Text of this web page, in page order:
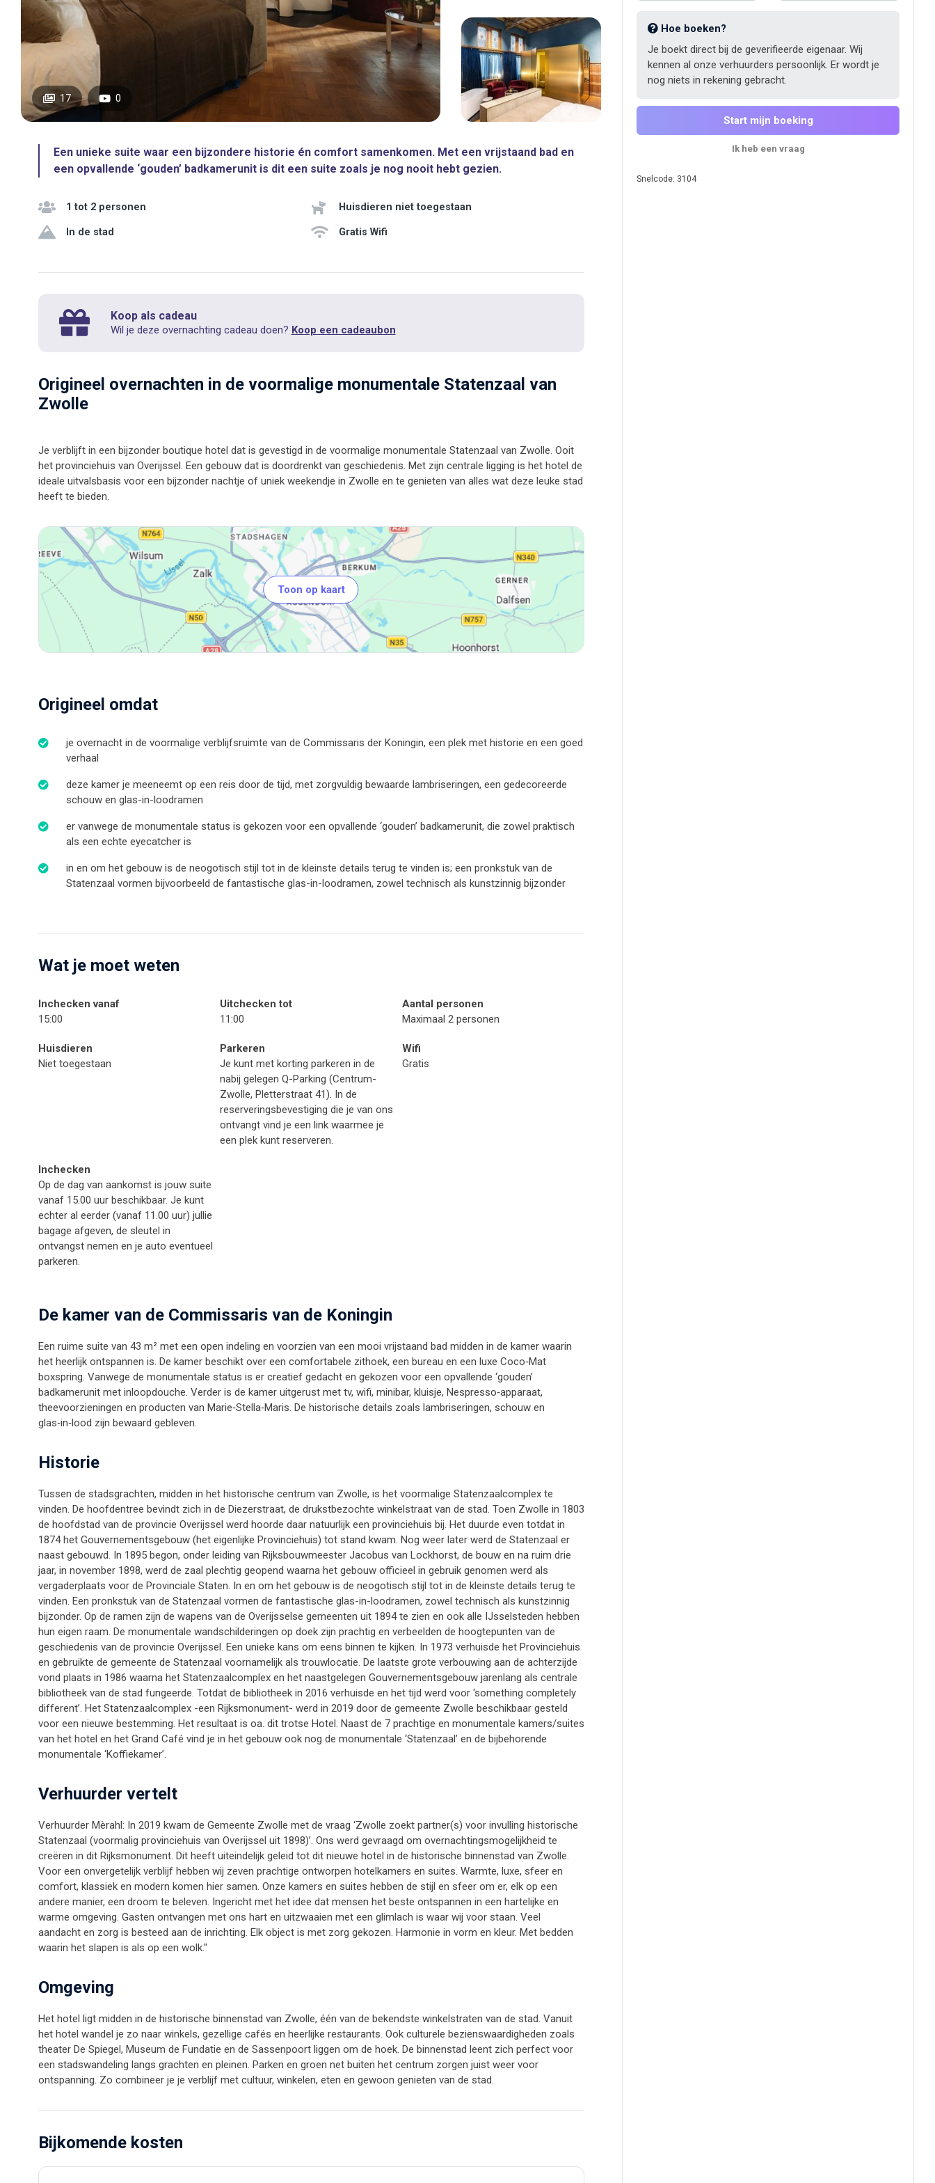
17 0
Een unieke suite waar een bijzondere historie én comfort samenkomen. Met een vrijstaand bad en
een opvallende ‘gouden’ badkamerunit is dit een suite zoals je nog nooit hebt gezien.
1 tot 2 personen Huisdieren niet toegestaan
In de stad Gratis Wifi
Koop als cadeau
Wil je deze overnachting cadeau doen? Koop een cadeaubon
Origineel overnachten in de voormalige monumentale Statenzaal van
Zwolle
Je verblijft in een bijzonder boutique hotel dat is gevestigd in de voormalige monumentale Statenzaal van Zwolle. Ooit
het provinciehuis van Overijssel. Een gebouw dat is doordrenkt van geschiedenis. Met zijn centrale ligging is het hotel de
ideale uitvalsbasis voor een bijzonder nachtje of uniek weekendje in Zwolle en te genieten van alles wat deze leuke stad
Toon op kaart
Origineel omdat
je overnacht in de voormalige verblijfsruimte van de Commissaris der Koningin, een plek met historie en een goed
verhaal
deze kamer je meeneemt op een reis door de tijd, met zorgvuldig bewaarde lambriseringen, een gedecoreerde
schouw en glas-in-loodramen
er vanwege de monumentale status is gekozen voor een opvallende ‘gouden’ badkamerunit, die zowel praktisch
als een echte eyecatcher is
in en om het gebouw is de neogotisch stijl tot in de kleinste details terug te vinden is; een pronkstuk van de
Statenzaal vormen bijvoorbeeld de fantastische glas-in-loodramen, zowel technisch als kunstzinnig bijzonder
Wat je moet weten
Inchecken vanaf
15:00
Uitchecken tot
11:00
Aantal personen
Maximaal 2 personen
Huisdieren
Niet toegestaan
Parkeren
Je kunt met korting parkeren in de
nabij gelegen Q-Parking (Centrum-
Zwolle, Pletterstraat 41). In de
reserveringsbevestiging die je van ons
ontvangt vind je een link waarmee je
een plek kunt reserveren.
Wifi
Gratis
Inchecken
Op de dag van aankomst is jouw suite
vanaf 15.00 uur beschikbaar. Je kunt
echter al eerder (vanaf 11.00 uur) jullie
bagage afgeven, de sleutel in
ontvangst nemen en je auto eventueel
parkeren.
De kamer van de Commissaris van de Koningin
Een ruime suite van 43 m² met een open indeling en voorzien van een mooi vrijstaand bad midden in de kamer waarin
het heerlijk ontspannen is. De kamer beschikt over een comfortabele zithoek, een bureau en een luxe Coco‑Mat
boxspring. Vanwege de monumentale status is er creatief gedacht en gekozen voor een opvallende ‘gouden’
badkamerunit met inloopdouche. Verder is de kamer uitgerust met tv, wifi, minibar, kluisje, Nespresso‑apparaat,
theevoorzieningen en producten van Marie‑Stella‑Maris. De historische details zoals lambriseringen, schouw en
glas‑in‑lood zijn bewaard gebleven.
Historie
Tussen de stadsgrachten, midden in het historische centrum van Zwolle, is het voormalige Statenzaalcomplex te
vinden. De hoofdentree bevindt zich in de Diezerstraat, de drukstbezochte winkelstraat van de stad. Toen Zwolle in 1803
de hoofdstad van de provincie Overijssel werd hoorde daar natuurlijk een provinciehuis bij. Het duurde even totdat in
1874 het Gouvernementsgebouw (het eigenlijke Provinciehuis) tot stand kwam. Nog weer later werd de Statenzaal er
naast gebouwd. In 1895 begon, onder leiding van Rijksbouwmeester Jacobus van Lockhorst, de bouw en na ruim drie
jaar, in november 1898, werd de zaal plechtig geopend waarna het gebouw officieel in gebruik genomen werd als
vergaderplaats voor de Provinciale Staten. In en om het gebouw is de neogotisch stijl tot in de kleinste details terug te
vinden. Een pronkstuk van de Statenzaal vormen de fantastische glas-in-loodramen, zowel technisch als kunstzinnig
bijzonder. Op de ramen zijn de wapens van de Overijsselse gemeenten uit 1894 te zien en ook alle IJsselsteden hebben
hun eigen raam. De monumentale wandschilderingen op doek zijn prachtig en verbeelden de hoogtepunten van de
geschiedenis van de provincie Overijssel. Een unieke kans om eens binnen te kijken. In 1973 verhuisde het Provinciehuis
en gebruikte de gemeente de Statenzaal voornamelijk als trouwlocatie. De laatste grote verbouwing aan de achterzijde
vond plaats in 1986 waarna het Statenzaalcomplex en het naastgelegen Gouvernementsgebouw jarenlang als centrale
bibliotheek van de stad fungeerde. Totdat de bibliotheek in 2016 verhuisde en het tijd werd voor ‘something completely
different’. Het Statenzaalcomplex -een Rijksmonument- werd in 2019 door de gemeente Zwolle beschikbaar gesteld
voor een nieuwe bestemming. Het resultaat is oa. dit trotse Hotel. Naast de 7 prachtige en monumentale kamers/suites
van het hotel en het Grand Café vind je in het gebouw ook nog de monumentale ‘Statenzaal’ en de bijbehorende
monumentale ‘Koffiekamer’.
Verhuurder vertelt
Verhuurder Mèrahl: In 2019 kwam de Gemeente Zwolle met de vraag ‘Zwolle zoekt partner(s) voor invulling historische
Statenzaal (voormalig provinciehuis van Overijssel uit 1898)’. Ons werd gevraagd om overnachtingsmogelijkheid te
creëren in dit Rijksmonument. Dit heeft uiteindelijk geleid tot dit nieuwe hotel in de historische binnenstad van Zwolle.
Voor een onvergetelijk verblijf hebben wij zeven prachtige ontworpen hotelkamers en suites. Warmte, luxe, sfeer en
comfort, klassiek en modern komen hier samen. Onze kamers en suites hebben de stijl en sfeer om er, elk op een
andere manier, een droom te beleven. Ingericht met het idee dat mensen het beste ontspannen in een hartelijke en
warme omgeving. Gasten ontvangen met ons hart en uitzwaaien met een glimlach is waar wij voor staan. Veel
aandacht en zorg is besteed aan de inrichting. Elk object is met zorg gekozen. Harmonie in vorm en kleur. Met bedden
waarin het slapen is als op een wolk."
Omgeving
Het hotel ligt midden in de historische binnenstad van Zwolle, één van de bekendste winkelstraten van de stad. Vanuit
het hotel wandel je zo naar winkels, gezellige cafés en heerlijke restaurants. Ook culturele bezienswaardigheden zoals
theater De Spiegel, Museum de Fundatie en de Sassenpoort liggen om de hoek. De binnenstad leent zich perfect voor
een stadswandeling langs grachten en pleinen. Parken en groen net buiten het centrum zorgen juist weer voor
ontspanning. Zo combineer je je verblijf met cultuur, winkelen, eten en gewoon genieten van de stad.
Bijkomende kosten
Hoe boeken?
Je boekt direct bij de geverifieerde eigenaar. Wij
kennen al onze verhuurders persoonlijk. Er wordt je
nog niets in rekening gebracht.
Start mijn boeking
Ik heb een vraag
Snelcode: 3104